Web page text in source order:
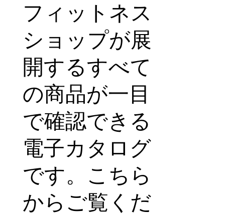
フィットネス
ショップが展
開するすべて
の商品が一目
で確認できる
電子カタログ
です。こちら
からご覧くだ